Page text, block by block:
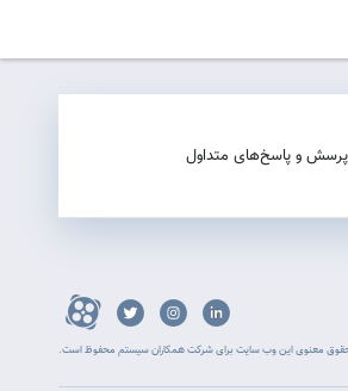
پرسش و پاسخ‌های متداول
معنوی این وب سایت برای شرکت همکاران سیستم محفوظ است.